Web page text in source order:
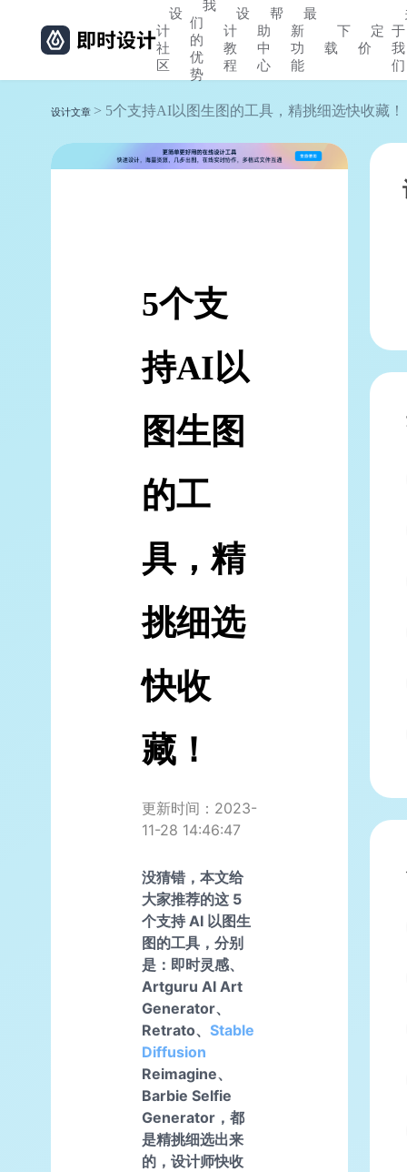
设
计
社
区
我
们
的
优
势
设
计
教
程
帮
助
中
心
最
新
功
能
下
载
定
价
于
我
们
设计文章 > 5个支持AI以图生图的工具，精挑细选快收藏！
5个支
持AI以
图生图
的工
具，精
挑细选
快收
藏！
更新时间：2023-
11-28 14:46:47
没猜错，本文给
大家推荐的这 5
个支持 AI 以图生
图的工具，分别
是：即时灵感、
Artguru AI Art
Generator、
Retrato、 Stable
Diffusion
Reimagine、
Barbie Selfie
Generator，都
是精挑细选出来
的，设计师快收